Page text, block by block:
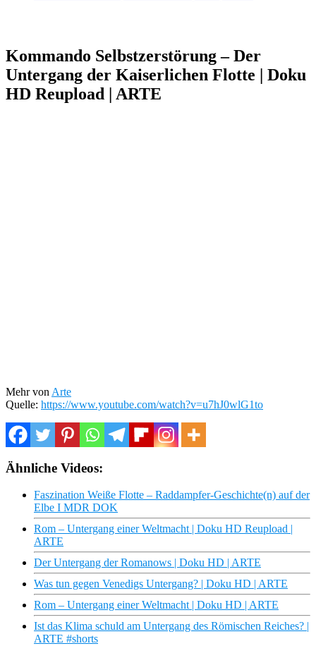
Kommando Selbstzerstörung – Der
Untergang der Kaiserlichen Flotte | Doku
HD Reupload | ARTE
Mehr von Arte
Quelle: https://www.youtube.com/watch?v=u7hJ0wlG1to
Ähnliche Videos:
Faszination Weiße Flotte – Raddampfer-Geschichte(n) auf der
Elbe I MDR DOK
Rom – Untergang einer Weltmacht | Doku HD Reupload |
ARTE
Der Untergang der Romanows | Doku HD | ARTE
Was tun gegen Venedigs Untergang? | Doku HD | ARTE
Rom – Untergang einer Weltmacht | Doku HD | ARTE
Ist das Klima schuld am Untergang des Römischen Reiches? |
ARTE #shorts